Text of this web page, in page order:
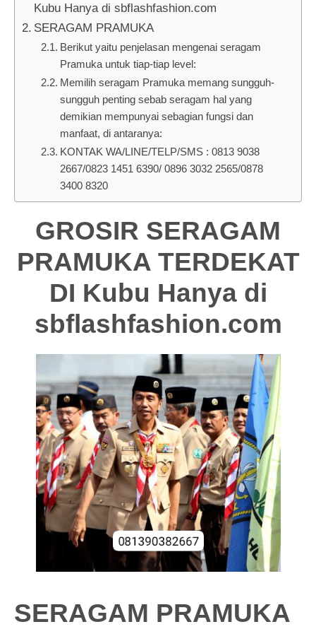
Kubu Hanya di sbflashfashion.com
SERAGAM PRAMUKA
Berikut yaitu penjelasan mengenai seragam
Pramuka untuk tiap-tiap level:
Memilih seragam Pramuka memang sungguh-
sungguh penting sebab seragam hal yang
demikian mempunyai sebagian fungsi dan
manfaat, di antaranya:
KONTAK WA/LINE/TELP/SMS : 0813 9038
2667/0823 1451 6390/ 0896 3032 2565/0878
3400 8320
GROSIR SERAGAM
PRAMUKA TERDEKAT
DI Kubu Hanya di
sbflashfashion.com
SERAGAM PRAMUKA